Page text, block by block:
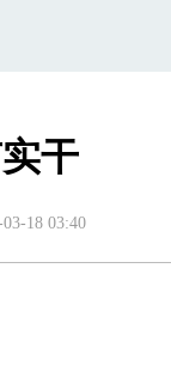
干
03-18 03:40